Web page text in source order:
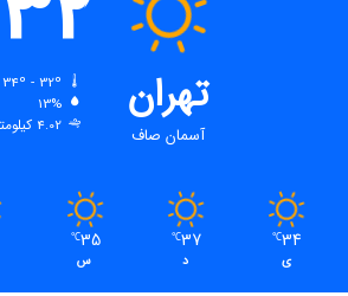
تهران
آسمان صاف
13%
4.02 کیلومتر/ساعت
34
℃
ی
37
℃
د
35
℃
س